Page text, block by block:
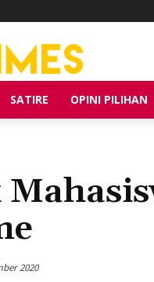
SATIRE OPINI PILIHAN
2020